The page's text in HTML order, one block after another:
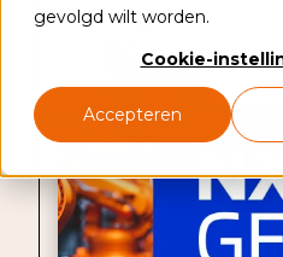
gevolgd wilt worden.
Cookie-
Accepteren
Contact